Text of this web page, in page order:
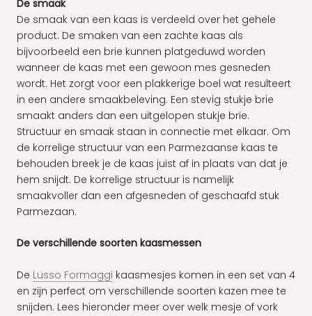
De smaak
De smaak van een kaas is verdeeld over het gehele
product. De smaken van een zachte kaas als
bijvoorbeeld een brie kunnen platgeduwd worden
wanneer de kaas met een gewoon mes gesneden
wordt. Het zorgt voor een plakkerige boel wat resulteert
in een andere smaakbeleving. Een stevig stukje brie
smaakt anders dan een uitgelopen stukje brie.
Structuur en smaak staan in connectie met elkaar. Om
de korrelige structuur van een Parmezaanse kaas te
behouden breek je de kaas juist af in plaats van dat je
hem snijdt. De korrelige structuur is namelijk
smaakvoller dan een afgesneden of geschaafd stuk
Parmezaan.
De verschillende soorten kaasmessen
De Lusso Formaggi kaasmesjes komen in een set van 4
en zijn perfect om verschillende soorten kazen mee te
snijden. Lees hieronder meer over welk mesje of vork